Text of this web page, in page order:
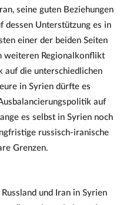
seine guten Beziehungen
dessen Unterstützung es in
einer der beiden Seiten
weiteren Regionalkonflikt
auf die unterschiedlichen
in Syrien dürfte es
auf
es selbst in Syrien noch
russisch-iranische
Grenzen.
und Iran in Syrien